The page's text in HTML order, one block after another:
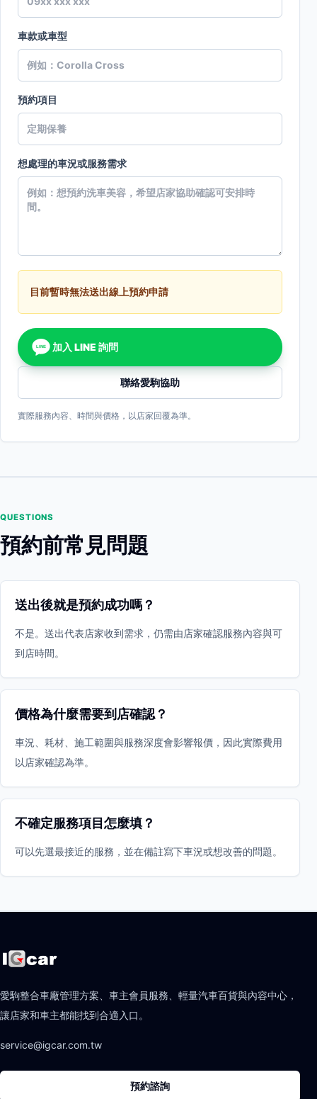
車款或車型
預約項目
想處理的車況或服務需求
目前暫時無法送出線上預約申請
LINE 加入 LINE 詢問
聯絡愛駒協助
實際服務內容、時間與價格，以店家回覆為準。
QUESTIONS
預約前常見問題
送出後就是預約成功嗎？
不是。送出代表店家收到需求，仍需由店家確認服務內容與可
到店時間。
價格為什麼需要到店確認？
車況、耗材、施工範圍與服務深度會影響報價，因此實際費用
以店家確認為準。
不確定服務項目怎麼填？
可以先選最接近的服務，並在備註寫下車況或想改善的問題。
愛駒整合車廠管理方案、車主會員服務、輕量汽車百貨與內容中心，
讓店家和車主都能找到合適入口。
service@igcar.com.tw
預約諮詢